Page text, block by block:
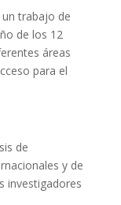
trabajo de
de los 12
áreas
para el
de
y de
investigadores